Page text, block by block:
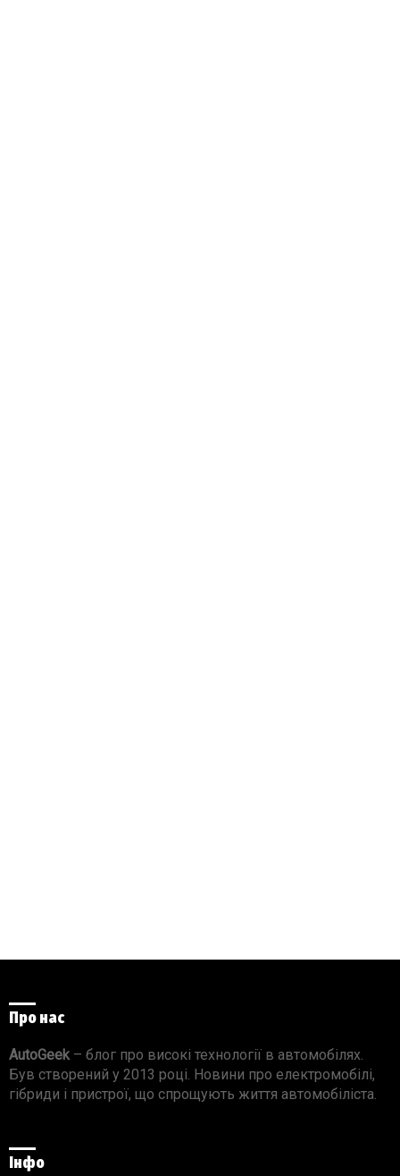
Про нас
AutoGeek– блог про високі технології в автомобілях.
Був створений у 2013 році. Новини про електромобілі,
гібриди і пристрої, що спрощують життя автомобіліста.
Інфо